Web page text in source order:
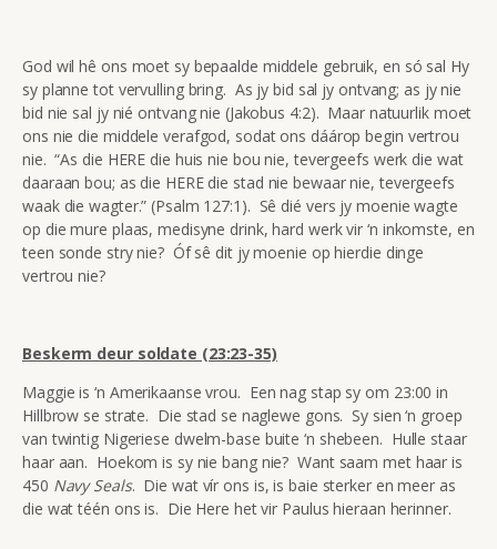
God wil hê ons moet sy bepaalde middele gebruik, en só sal Hy
sy planne tot vervulling bring. As jy bid sal jy ontvang; as jy nie
bid nie sal jy nié ontvang nie (Jakobus 4:2). Maar natuurlik moet
ons nie die middele verafgod, sodat ons dáárop begin vertrou
nie. “As die HERE die huis nie bou nie, tevergeefs werk die wat
daaraan bou; as die HERE die stad nie bewaar nie, tevergeefs
waak die wagter.” (Psalm 127:1). Sê dié vers jy moenie wagte
op die mure plaas, medisyne drink, hard werk vir ‘n inkomste, en
teen sonde stry nie? Óf sê dit jy moenie op hierdie dinge
vertrou nie?
Beskerm deur soldate (23:23-35)
Maggie is ‘n Amerikaanse vrou. Een nag stap sy om 23:00 in
Hillbrow se strate. Die stad se naglewe gons. Sy sien ‘n groep
van twintig Nigeriese dwelm-base buite ‘n shebeen. Hulle staar
haar aan. Hoekom is sy nie bang nie? Want saam met haar is
450 Navy Seals. Die wat vír ons is, is baie sterker en meer as
die wat téén ons is. Die Here het vir Paulus hieraan herinner.